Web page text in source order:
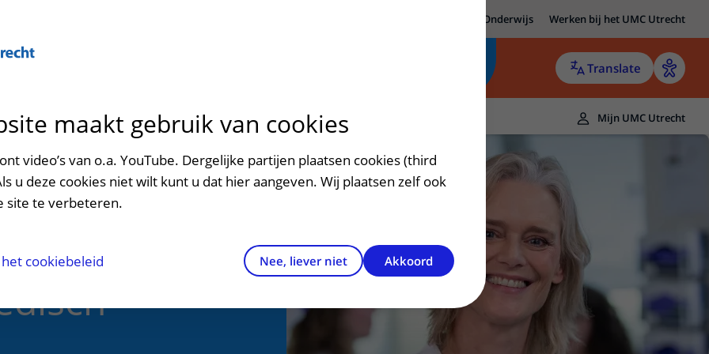
Onderwijs Werken bij het UMC Utrecht
Translate
patiëntportaal
het ziekenhuis
en voorzieningen
Contact en route
Contactgegevens
Verwijzers
Teleconsult aanvragen
Zorgverlenersportaal
Mijn UMC Utrecht
-
maakt gebruik van cookies
video’s van o.a. YouTube. Dergelijke partijen plaatsen cookies (third
u deze cookies niet wilt kunt u dat hier aangeven. Wij plaatsen zelf ook
site te verbeteren.
cookiebeleid Nee, liever niet Akkoord